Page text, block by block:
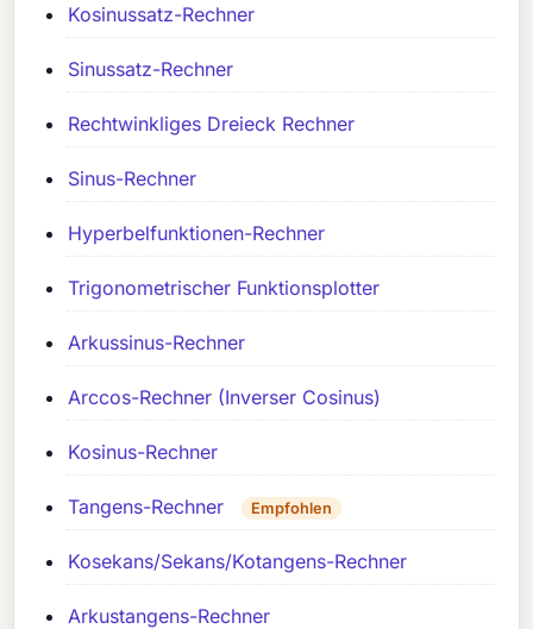
Kosinussatz-Rechner
Sinussatz-Rechner
Rechtwinkliges Dreieck Rechner
Sinus-Rechner
Hyperbelfunktionen-Rechner
Trigonometrischer Funktionsplotter
Arkussinus-Rechner
Arccos-Rechner (Inverser Cosinus)
Kosinus-Rechner
Tangens-Rechner Empfohlen
Kosekans/Sekans/Kotangens-Rechner
Arkustangens-Rechner